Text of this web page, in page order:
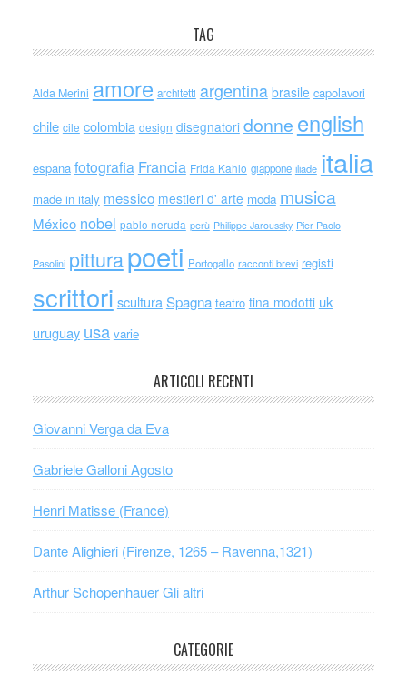
TAG
Alda Merini amore architetti argentina brasile capolavori
chile cile colombia design disegnatori donne english
espana fotografia Francia Frida Kahlo giappone iliade italia
made in italy messico mestieri d' arte moda musica
México nobel pablo neruda perù Philippe Jaroussky Pier Paolo
Pasolini pitturapoeti Portogallo racconti brevi registi
scrittori scultura Spagna teatro tina modotti uk
uruguay usa varie
ARTICOLI RECENTI
Giovanni Verga da Eva
Gabriele Galloni Agosto
Henri Matisse (France)
Dante Alighieri (Firenze, 1265 – Ravenna,1321)
Arthur Schopenhauer Gli altri
CATEGORIE